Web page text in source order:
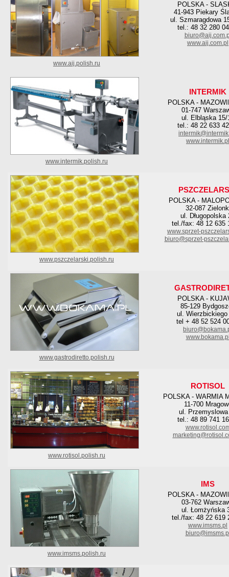
POLSKA -
41-943 Piekary
ul. Szmaragdowa
tel.: 48 32 280
www.aij.com.pl
www.aij.polish.ru
INTERMIK
POLSKA -
01-747
ul. Elbląska 15/
tel.: 48 22 633
www.intermik.pl
www.intermik.polish.ru
POLSKA -
32-087
ul. Długopolska
tel./fax: 48 12 635
www.sprzet-
biuro@sprzet-
www.pszczelarski.polish.ru
POLSKA -
85-129
ul. Wierzbickiego
tel + 48 52 524
www.gastrodiretto.polish.ru
ROTISOL
POLSKA - WARMIA
11-700
ul.
tel.: 48 89 741
www.rotisol.polish.ru
IMS
POLSKA -
03-762
ul. Łomżyńska
tel./fax: 48 22 619
www.imsms.pl
www.imsms.polish.ru